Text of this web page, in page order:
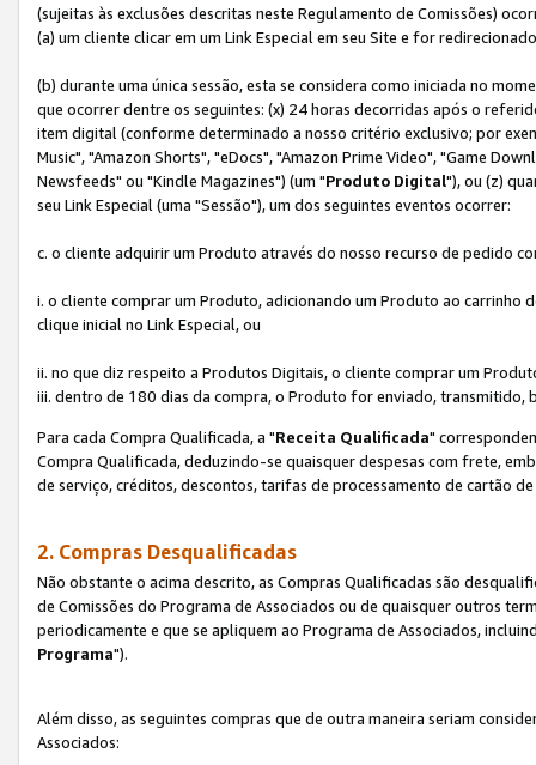
(sujeitas às exclusões descritas neste Regulamento de Comissões)
(a) um cliente clicar em um Link Especial em seu Site e for
(b) durante uma única sessão, esta se considera como iniciada no
que ocorrer dentre os seguintes: (x) 24 horas decorridas após o
item digital (conforme determinado a nosso critério exclusivo; por
Music", "Amazon Shorts", "eDocs", "Amazon Prime Video", "Game
Newsfeeds" ou "Kindle Magazines") (um "Produto Digital"), ou (z)
seu Link Especial (uma "Sessão"), um dos seguintes eventos ocorrer:
c. o cliente adquirir um Produto através do nosso recurso de pedido
i. o cliente comprar um Produto, adicionando um Produto ao
clique inicial no Link Especial, ou
ii. no que diz respeito a Produtos Digitais, o cliente comprar um
iii. dentro de 180 dias da compra, o Produto for enviado, transmitido,
Para cada Compra Qualificada, a "Receita Qualificada"
Compra Qualificada, deduzindo-se quaisquer despesas com frete,
de serviço, créditos, descontos, tarifas de processamento de cartão
2. Compras Desqualificadas
Não obstante o acima descrito, as Compras Qualificadas são
de Comissões do Programa de Associados ou de quaisquer outros
periodicamente e que se apliquem ao Programa de Associados,
Programa").
Além disso, as seguintes compras que de outra maneira seriam
Associados: